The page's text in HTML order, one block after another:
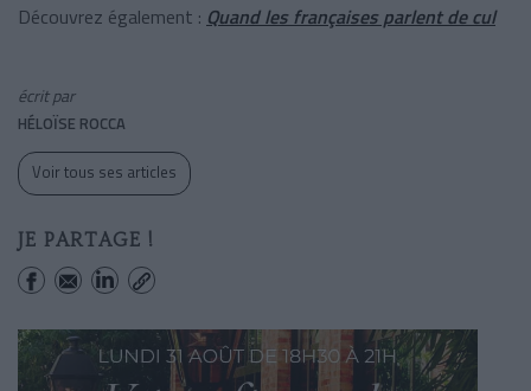
Découvrez également : Quand les françaises parlent de cul
écrit par
HÉLOÏSE ROCCA
Voir tous ses articles
JE PARTAGE !